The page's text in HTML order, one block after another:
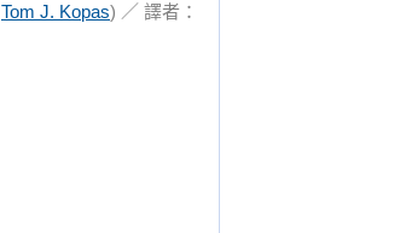
Tom J. Kopas) ／ 譯者：